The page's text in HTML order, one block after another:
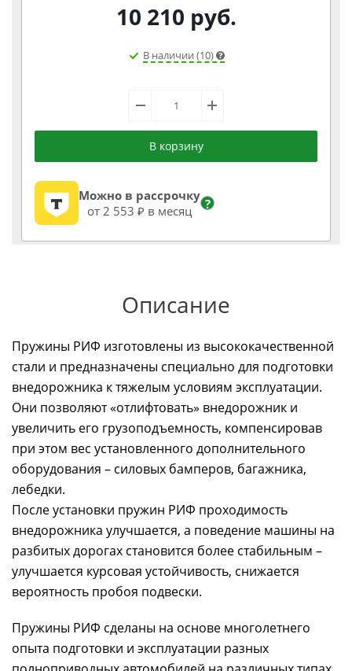
10 210 руб.
В наличии (10)
В корзину
Можно в рассрочку
от 2 553 ₽ в месяц
?
Описание
Пружины РИФ изготовлены из высококачественной
стали и предназначены специально для подготовки
внедорожника к тяжелым условиям эксплуатации.
Они позволяют «отлифтовать» внедорожник и
увеличить его грузоподъемность, компенсировав
при этом вес установленного дополнительного
оборудования – силовых бамперов, багажника,
лебедки.
После установки пружин РИФ проходимость
внедорожника улучшается, а поведение машины на
разбитых дорогах становится более стабильным –
улучшается курсовая устойчивость, снижается
вероятность пробоя подвески.
Пружины РИФ сделаны на основе многолетнего
опыта подготовки и эксплуатации разных